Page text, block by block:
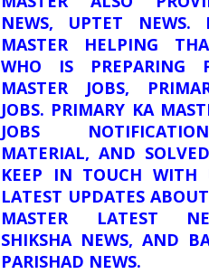
NEWS, UPTET NEWS.
MASTER HELPING
WHO IS PREPARING
MASTER JOBS,
JOBS. PRIMARY KA
JOBS
MATERIAL, AND
KEEP IN TOUCH WITH
LATEST UPDATES
MASTER LATEST
SHIKSHA NEWS, AND
PARISHAD NEWS.